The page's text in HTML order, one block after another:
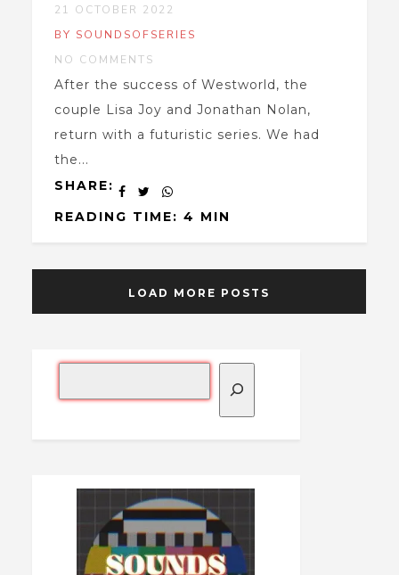
21 OCTOBER 2022
BY SOUNDSOFSERIES
NO COMMENTS
After the success of Westworld, the
couple Lisa Joy and Jonathan Nolan,
return with a futuristic series. We had
the...
SHARE:
READING TIME: 4 MIN
LOAD MORE POSTS